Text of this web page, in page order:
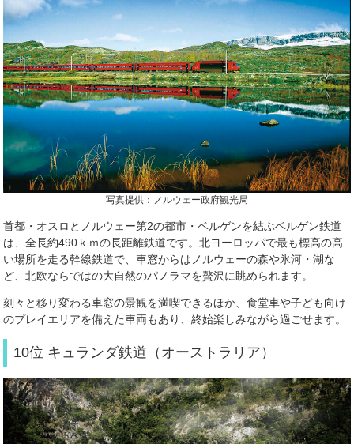
写真提供：ノルウェー政府観光局
首都・オスロとノルウェー第2の都市・ベルゲンを結ぶベルゲン鉄道
は、全長約490ｋｍの長距離鉄道です。北ヨーロッパで最も標高の高
い場所を走る幹線鉄道で、車窓からはノルウェーの森や氷河・湖な
ど、北欧ならではの大自然のパノラマを贅沢に眺められます。
刻々と移り変わる車窓の景観を満喫できるほか、食堂車や子ども向け
のプレイエリアを備えた車両もあり、終始楽しみながら過ごせます。
10位 キュランダ鉄道（オーストラリア）